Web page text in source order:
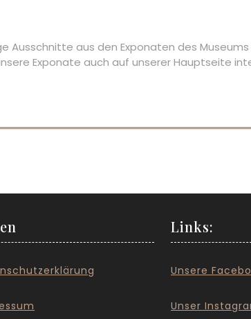
Ausschnitte aus den Exponaten des
Exponate auch auf unserer Hauptseite
Links:
Unsere
Unser